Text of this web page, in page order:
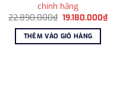
chính hãng
22.890.000₫ Giá
là:
22.890.000₫.
19.180.000₫Giá
hiện
THÊM VÀO GIỎ HÀNG